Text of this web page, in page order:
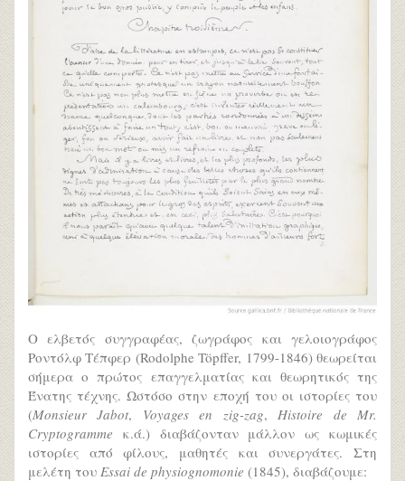
Ο ελβετός συγγραφέας, ζωγράφος και γελοιογράφος
Ροντόλφ Τέπφερ (Rodolphe Töpffer, 1799-1846) θεωρείται
σήμερα ο πρώτος επαγγελματίας και θεωρητικός της
Ένατης τέχνης. Ωστόσο στην εποχή του οι ιστορίες του
(Monsieur Jabot, Voyages en zig-zag, Histoire de Mr.
Cryptogramme κ.ά.) διαβάζονταν μάλλον ως κωμικές
ιστορίες από φίλους, μαθητές και συνεργάτες. Στη
μελέτη του Essai de physiognomonie (1845), διαβάζουμε: